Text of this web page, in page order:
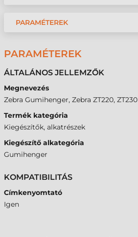
PARAMÉTEREK
PARAMÉTEREK
ÁLTALÁNOS JELLEMZŐK
Megnevezés
Zebra Gumihenger, Zebra ZT220, ZT230
Termék kategória
Kiegészítők, alkatrészek
Kiegészítő alkategória
Gumihenger
KOMPATIBILITÁS
Címkenyomtató
Igen